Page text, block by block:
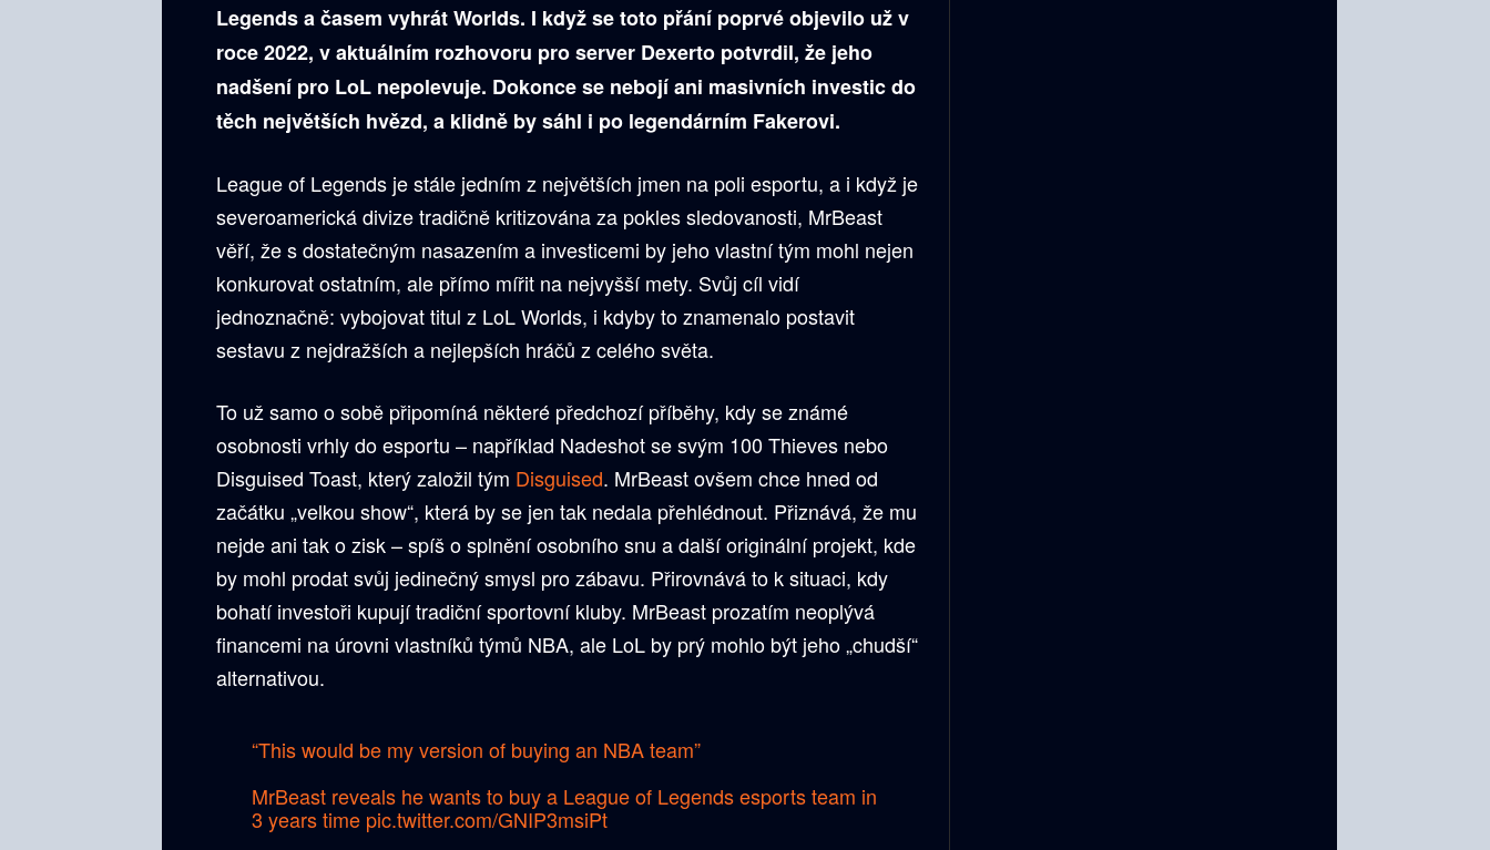
Legends a časem vyhrát Worlds. I když se toto přání poprvé objevilo už v
roce 2022, v aktuálním rozhovoru pro server Dexerto potvrdil, že jeho
nadšení pro LoL nepolevuje. Dokonce se nebojí ani masivních investic do
těch největších hvězd, a klidně by sáhl i po legendárním Fakerovi.
League of Legends je stále jedním z největších jmen na poli esportu, a i když je
severoamerická divize tradičně kritizována za pokles sledovanosti, MrBeast
věří, že s dostatečným nasazením a investicemi by jeho vlastní tým mohl nejen
konkurovat ostatním, ale přímo mířit na nejvyšší mety. Svůj cíl vidí
jednoznačně: vybojovat titul z LoL Worlds, i kdyby to znamenalo postavit
sestavu z nejdražších a nejlepších hráčů z celého světa.
To už samo o sobě připomíná některé předchozí příběhy, kdy se známé
osobnosti vrhly do esportu – například Nadeshot se svým 100 Thieves nebo
Disguised Toast, který založil tým Disguised. MrBeast ovšem chce hned od
začátku „velkou show“, která by se jen tak nedala přehlédnout. Přiznává, že mu
nejde ani tak o zisk – spíš o splnění osobního snu a další originální projekt, kde
by mohl prodat svůj jedinečný smysl pro zábavu. Přirovnává to k situaci, kdy
bohatí investoři kupují tradiční sportovní kluby. MrBeast prozatím neoplývá
financemi na úrovni vlastníků týmů NBA, ale LoL by prý mohlo být jeho „chudší“
alternativou.
“This would be my version of buying an NBA team”
MrBeast reveals he wants to buy a League of Legends esports team in
3 years time pic.twitter.com/GNIP3msiPt